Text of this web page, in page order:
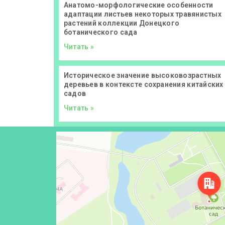
Анатомо-морфологические особенности
адаптации листьев некоторых травянистых
растений коллекции Донецкого
ботанического сада
Читать »
Историческое значение высоковозрастных
деревьев в контексте сохранения китайских
садов
Читать »
Проспект Ильича, 110 — Яндекс Карты